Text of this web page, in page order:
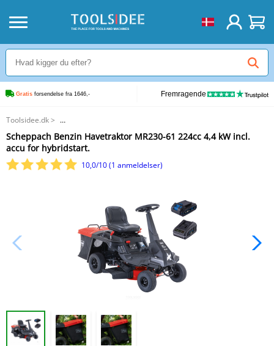
Gratis forsendelse fra 1646,- Fremragende
Toolsidee.dk>
Scheppach Benzin Havetraktor MR230-61 224cc 4,4 kW incl. accu for
hybridstart.
Scheppach Benzin Havetraktor MR230-61 224cc 4,4 kW incl.
accu for hybridstart.
10,0/10 (1 anmeldelser)